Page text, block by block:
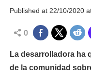
Published at 22/10/2020
0
La desarrolladora ha
de la comunidad